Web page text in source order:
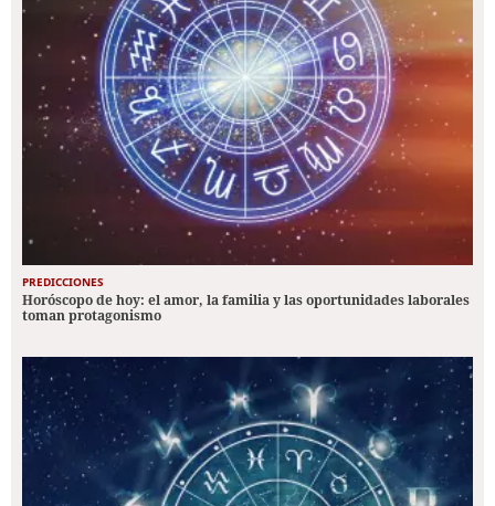
PREDICCIONES
Horóscopo de hoy: el amor, la familia y las oportunidades laborales
toman protagonismo